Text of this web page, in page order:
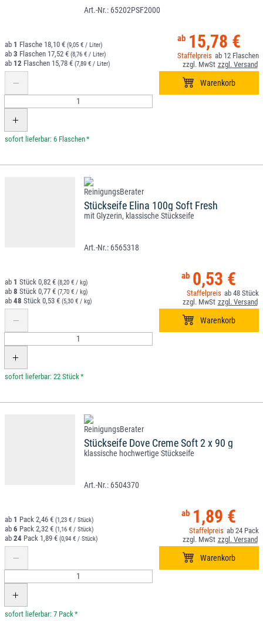
65202PSF2000
15,78 €
12
1 18,10 € (9,05 € / Liter)
3 17,52 € (8,76 € / Liter)
12 15,78 € (7,89 € / Liter)
*
Stückseife Elina 100g Soft Fresh
mit Glyzerin, klassische Stückseife
6565318
0,53 €
48
1 0,82 € (8,20 € / kg)
8 0,77 € (7,70 € / kg)
48 0,53 € (5,30 € / kg)
*
Stückseife Dove Creme Soft 2 x 90 g
klassische hochwertige Stückseife
6504370
1,89 €
24
1 2,46 € (1,23 € / Stück)
6 2,32 € (1,16 € / Stück)
24 1,89 € (0,94 € / Stück)
*